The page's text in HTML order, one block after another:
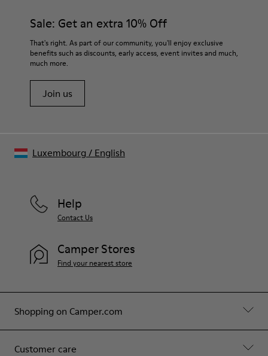
Sale: Get an extra 10% Off
That's right. As part of our community, you'll enjoy exclusive
benefits such as discounts, early access, event invites and much,
much more.
Join us
Shopping on Camper.com
Customer care
Help
Contact Us
Camper Stores
Find your nearest store
Luxembourg / English